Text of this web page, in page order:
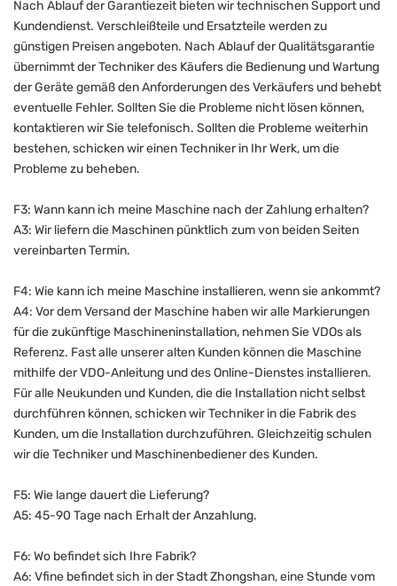
Nach Ablauf der Garantiezeit bieten wir technischen Support und
Kundendienst. Verschleißteile und Ersatzteile werden zu
günstigen Preisen angeboten. Nach Ablauf der Qualitätsgarantie
übernimmt der Techniker des Käufers die Bedienung und Wartung
der Geräte gemäß den Anforderungen des Verkäufers und behebt
eventuelle Fehler. Sollten Sie die Probleme nicht lösen können,
kontaktieren wir Sie telefonisch. Sollten die Probleme weiterhin
bestehen, schicken wir einen Techniker in Ihr Werk, um die
Probleme zu beheben.
F3: Wann kann ich meine Maschine nach der Zahlung erhalten?
A3: Wir liefern die Maschinen pünktlich zum von beiden Seiten
vereinbarten Termin.
F4: Wie kann ich meine Maschine installieren, wenn sie ankommt?
A4: Vor dem Versand der Maschine haben wir alle Markierungen
für die zukünftige Maschineninstallation, nehmen Sie VDOs als
Referenz. Fast alle unserer alten Kunden können die Maschine
mithilfe der VDO-Anleitung und des Online-Dienstes installieren.
Für alle Neukunden und Kunden, die die Installation nicht selbst
durchführen können, schicken wir Techniker in die Fabrik des
Kunden, um die Installation durchzuführen. Gleichzeitig schulen
wir die Techniker und Maschinenbediener des Kunden.
F5: Wie lange dauert die Lieferung?
A5: 45-90 Tage nach Erhalt der Anzahlung.
F6: Wo befindet sich Ihre Fabrik?
A6: Vfine befindet sich in der Stadt Zhongshan, eine Stunde vom